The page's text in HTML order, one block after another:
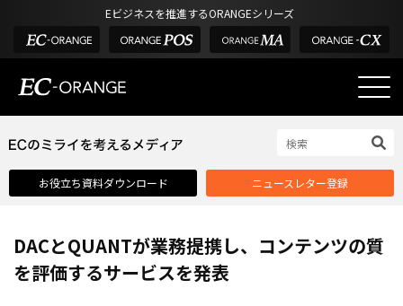
Eビジネスを推進するORANGEシリーズ
選ばれる理由
課題解決例
機能一覧
お役立ち資料ダウンロード ニュースレター登録
DACとQUANTが業務提携し、コンテンツの質
を評価するサービスを発表